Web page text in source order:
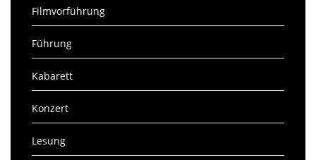
Filmvorführung
Führung
Kabarett
Konzert
Lesung